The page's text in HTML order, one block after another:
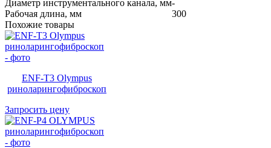
Диаметр инструментального канала, мм-
Рабочая длина, мм
300
Похожие товары
ENF-T3 Olympus
риноларингофиброскоп
Запросить цену